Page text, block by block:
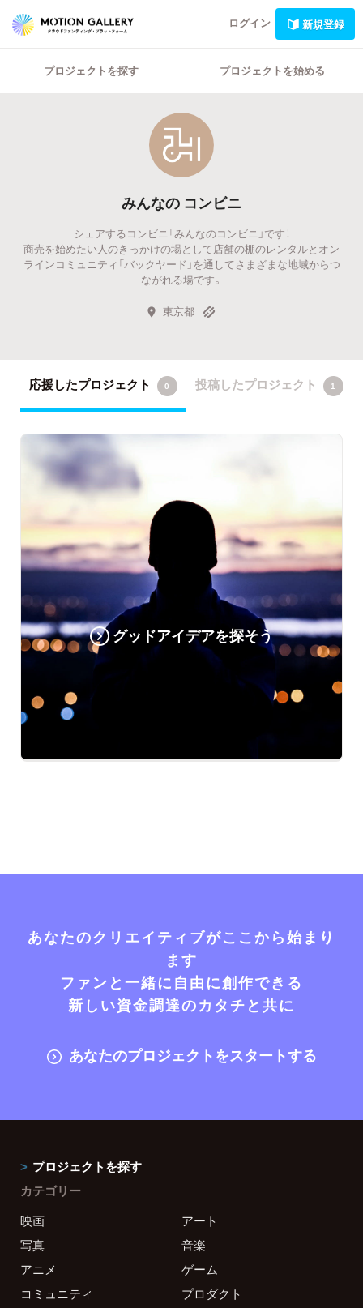
ログイン 新規登録
プロジェクトを探す プロジェクトを始める
みんなの コンビニ
シェアするコンビニ「みんなのコンビニ」です！
商売を始めたい人のきっかけの場として店舗の棚のレンタルとオン
ラインコミュニティ「バックヤード」を通してさまざまな地域からつ
ながれる場です。
東京都
応援したプロジェクト 0 投稿したプロジェクト 1
グッドアイデアを探そう
あなたのクリエイティブがここから始まり
ます
ファンと一緒に自由に創作できる
新しい資金調達のカタチと共に
あなたのプロジェクトをスタートする
プロジェクトを探す
カテゴリー
映画
アート
写真
音楽
アニメ
ゲーム
コミュニティ
プロダクト